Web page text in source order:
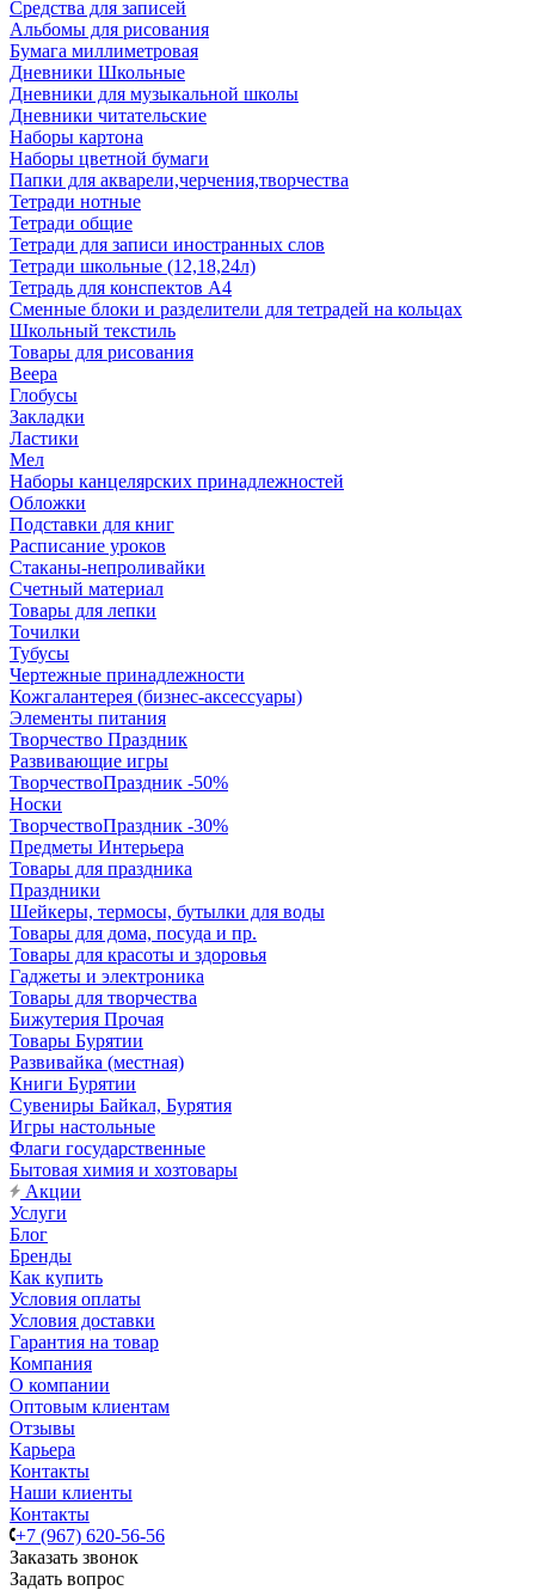
Средства для записей
Альбомы для рисования
Бумага миллиметровая
Дневники Школьные
Дневники для музыкальной школы
Дневники читательские
Наборы картона
Наборы цветной бумаги
Папки для акварели,черчения,творчества
Тетради нотные
Тетради общие
Тетради для записи иностранных слов
Тетради школьные (12,18,24л)
Тетрадь для конспектов А4
Сменные блоки и разделители для тетрадей на кольцах
Школьный текстиль
Товары для рисования
Веера
Глобусы
Закладки
Ластики
Мел
Наборы канцелярских принадлежностей
Обложки
Подставки для книг
Расписание уроков
Стаканы-непроливайки
Счетный материал
Товары для лепки
Точилки
Тубусы
Чертежные принадлежности
Кожгалантерея (бизнес-аксессуары)
Элементы питания
Творчество Праздник
Развивающие игры
ТворчествоПраздник -50%
Носки
ТворчествоПраздник -30%
Предметы Интерьера
Товары для праздника
Праздники
Шейкеры, термосы, бутылки для воды
Товары для дома, посуда и пр.
Товары для красоты и здоровья
Гаджеты и электроника
Товары для творчества
Бижутерия Прочая
Товары Бурятии
Развивайка (местная)
Книги Бурятии
Сувениры Байкал, Бурятия
Игры настольные
Флаги государственные
Бытовая химия и хозтовары
Акции
Услуги
Блог
Бренды
Как купить
Условия оплаты
Условия доставки
Гарантия на товар
Компания
О компании
Оптовым клиентам
Отзывы
Карьера
Контакты
Наши клиенты
Контакты
+7 (967) 620-56-56
Заказать звонок
Задать вопрос